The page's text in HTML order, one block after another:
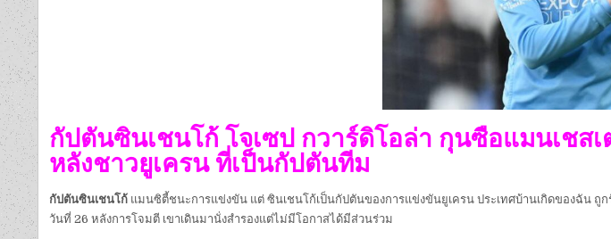
กัปตันซินเชนโก้ โจเซป กวาร์ดิโอล่า กุนซือแมนเชส
หลังชาวยูเครน ที่เป็นกัปตันทีม
กัปตันซินเชนโก้ แมนซิตี้ชนะการแข่งขัน แต่ ซินเชนโก้เป็นกัปตันของการแข่งขันยูเครน ประเทศบ้านเกิดของฉัน
วันที่ 26 หลังการโจมตี เขาเดินมานั่งสำรองแต่ไม่มีโอกาสได้มีส่วนร่วม